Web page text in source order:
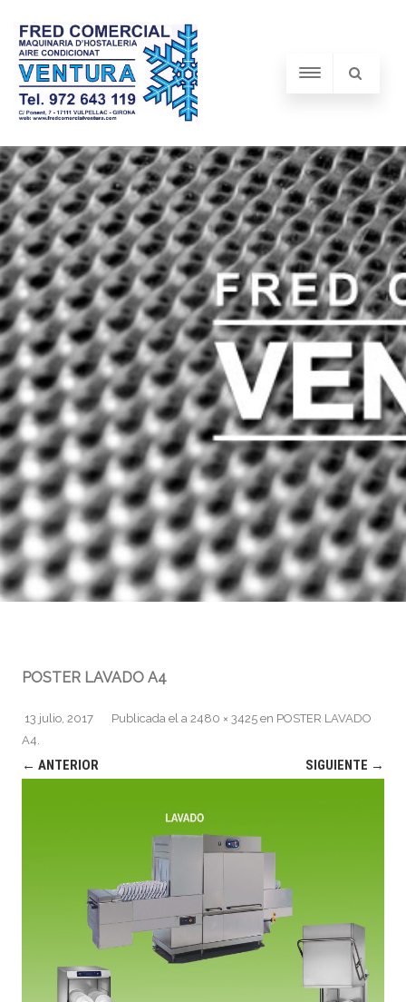
POSTER LAVADO A4
Publicada el
13 julio, 2017 a 2480 × 3425 en POSTER LAVADO
A4.
← ANTERIOR SIGUIENTE →